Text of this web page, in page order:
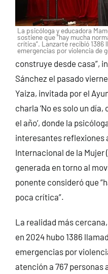
La psicóloga y educadora
sostiene que “hay mucha
crítica”. Lanzarte recibió 1386
emergencias por violencia de
construye desde casa”,
Sánchez el pasado
Yaiza, invitada por el
charla ‘No es solo un
el año’, donde la
interesantes reflexiones
Internacional de la Mujer
generada en torno al
ponente consideró que
poca crítica”.
La realidad más
en 2024 hubo 1386
emergencias por
atención a 767 personas